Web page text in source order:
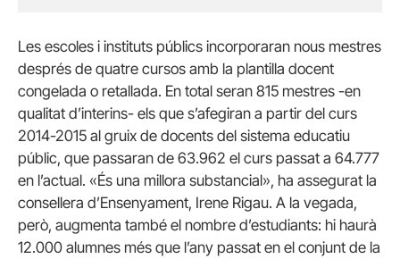
Les escoles i instituts públics incorporaran nous mestres
després de quatre cursos amb la plantilla docent
congelada o retallada. En total seran 815 mestres -en
qualitat d’interins- els que s’afegiran a partir del curs
2014-2015 al gruix de docents del sistema educatiu
públic, que passaran de 63.962 el curs passat a 64.777
en l’actual. «És una millora substancial», ha assegurat la
consellera d’Ensenyament, Irene Rigau. A la vegada,
però, augmenta també el nombre d’estudiants: hi haurà
12.000 alumnes més que l’any passat en el conjunt de la